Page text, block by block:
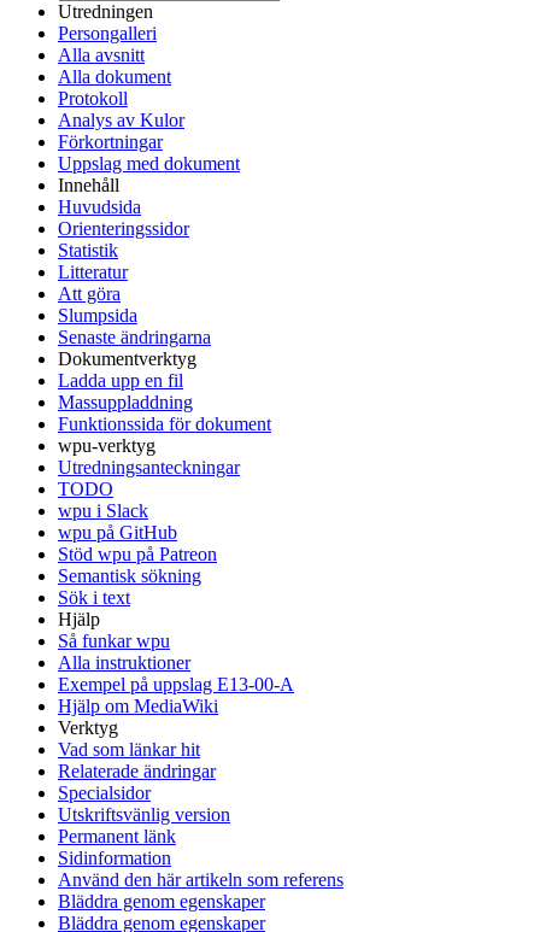
Utredningen
Persongalleri
Alla avsnitt
Alla dokument
Protokoll
Analys av Kulor
Förkortningar
Uppslag med dokument
Innehåll
Huvudsida
Orienteringssidor
Statistik
Litteratur
Att göra
Slumpsida
Senaste ändringarna
Dokumentverktyg
Ladda upp en fil
Massuppladdning
Funktionssida för dokument
wpu-verktyg
Utredningsanteckningar
TODO
wpu i Slack
wpu på GitHub
Stöd wpu på Patreon
Semantisk sökning
Sök i text
Hjälp
Så funkar wpu
Alla instruktioner
Exempel på uppslag E13-00-A
Hjälp om MediaWiki
Verktyg
Vad som länkar hit
Relaterade ändringar
Specialsidor
Utskriftsvänlig version
Permanent länk
Sidinformation
Använd den här artikeln som referens
Bläddra genom egenskaper
Bläddra genom egenskaper